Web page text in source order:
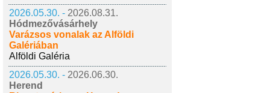
2026.05.30. - 2026.08.31.
Hódmezővásárhely
Varázsos vonalak az Alföldi
Galériában
Alföldi Galéria
2026.05.30. - 2026.06.30.
Herend